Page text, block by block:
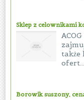
Sklep z celownikami
także
ofert...
Borowik suszony,